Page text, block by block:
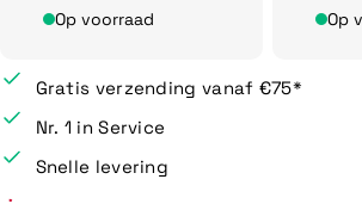
Op voorraad Op
Gratis verzending vanaf €75*
Nr. 1 in Service
Snelle levering